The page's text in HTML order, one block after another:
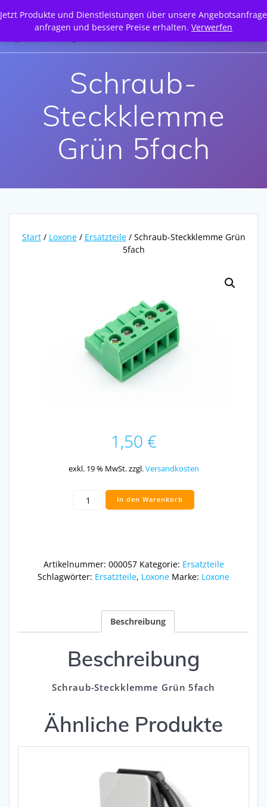
Jetzt Produkte und Dienstleistungen über unsere Angebotsanfrage
anfragen und bessere Preise erhalten. Verwerfen
Inhalt
springen
Schraub-
Steckklemme
Grün 5fach
Start/ Loxone/ Ersatzteile/ Schraub-Steckklemme Grün
5fach
1,50 €
exkl. 19 % MwSt. zzgl.Versandkosten
Schraub-
Steckklemme
In den Warenkorb
Artikelnummer: 000057 Kategorie: Ersatzteile
Schlagwörter: Ersatzteile, Loxone Marke: Loxone
Beschreibung
Beschreibung
Schraub-Steckklemme Grün 5fach
Ähnliche Produkte